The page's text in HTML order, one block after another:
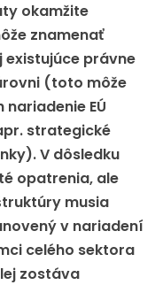
okamžite
znamenať
právne
(toto môže
EÚ
strategické
V dôsledku
opatrenia, ale
musia
v nariadení
celého sektora
zostáva